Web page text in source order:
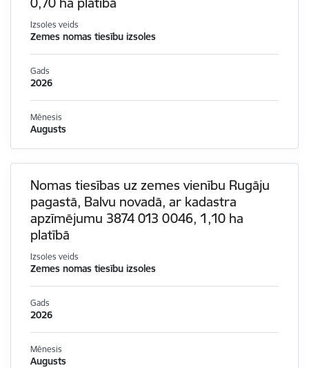
Izsoles veids
Zemes nomas tiesību izsoles
Gads
2026
Mēnesis
Augusts
Nomas tiesības uz zemes vienību Rugāju
pagastā, Balvu novadā, ar kadastra
apzīmējumu 3874 013 0046, 1,10 ha
platībā
Izsoles veids
Zemes nomas tiesību izsoles
Gads
2026
Mēnesis
Augusts